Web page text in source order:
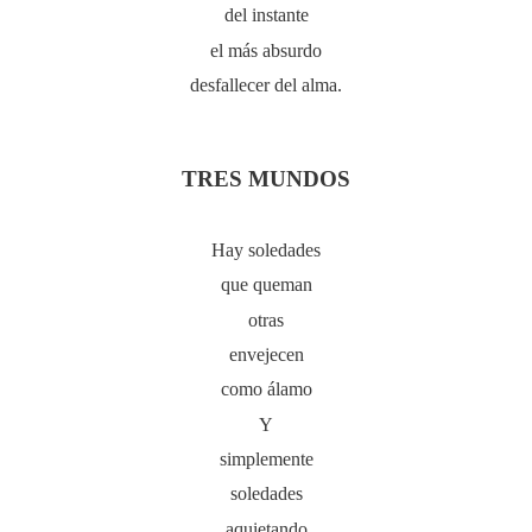
del instante
el más absurdo
desfallecer del alma.
TRES MUNDOS
Hay soledades
que queman
otras
envejecen
como álamo
Y
simplemente
soledades